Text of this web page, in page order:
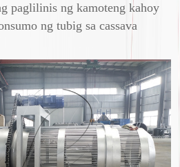
paglilinis ng kamoteng kahoy
ng tubig sa cassava